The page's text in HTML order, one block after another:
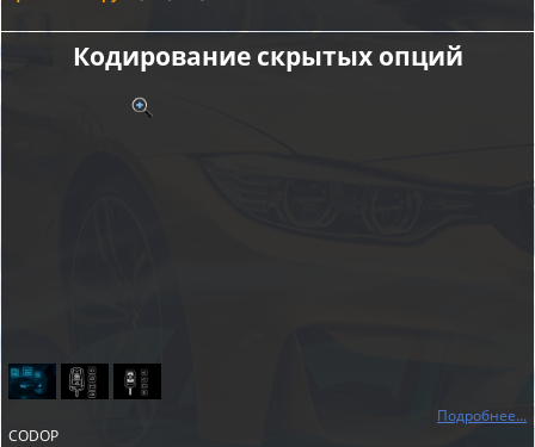
Кодирование скрытых опций
Подробнее...
CODOP